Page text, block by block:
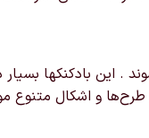
این بادکنکها بسیار
طرح‌ها و اشکال‌ متنوع